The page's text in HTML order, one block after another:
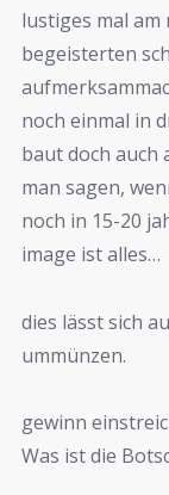
lustiges mal am
begeisterten
noch einmal in
baut doch auch
man sagen,
noch in 15-20
image ist alles…
dies lässt sich
ummünzen.
gewinn
Was ist die